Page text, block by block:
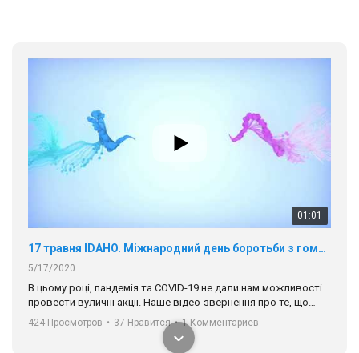
01:01
17 травня IDAHO. Міжнародний день боротьби з гомофобією трансфобією і біфобія.
5/17/2020
В цьому році, пандемія та COVІD-19 не дали нам можливості
провести вуличні акції. Наше відео-звернення про те, що
навіть коли ми у різних містах та не можемо зустрінеться, ми
разом. Ми закликаємо всіх хто поділяє цінності рівності та
солідарності, приєднатися до нас. Регіональні підрозділи
424 Просмотров • 37 Нравится • 1 Комментариев